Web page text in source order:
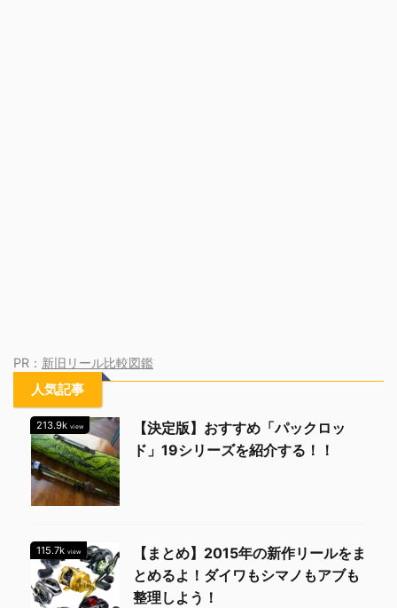
PR： 新旧リール比較図鑑
人気記事
213.9k view
【決定版】おすすめ「パックロッ
ド」19シリーズを紹介する！！
115.7k view
【まとめ】2015年の新作リールをま
とめるよ！ダイワもシマノもアブも
整理しよう！